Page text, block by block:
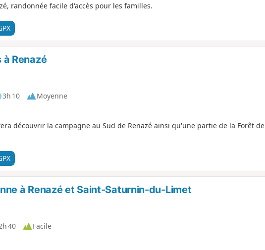
randonnée facile d'accès pour les familles.
Renazé
3h 10
Moyenne
découvrir la campagne au Sud de Renazé ainsi qu'une partie de la Forêt de
à Renazé et Saint-Saturnin-du-Limet
40
Facile